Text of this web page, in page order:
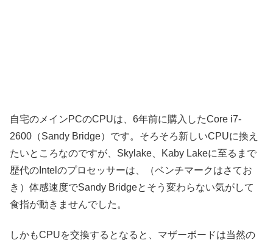
自宅のメインPCのCPUは、6年前に購入したCore i7-
2600（Sandy Bridge）です。そろそろ新しいCPUに換え
たいところなのですが、Skylake、Kaby Lakeに至るまで
歴代のIntelのプロセッサーは、（ベンチマークはさてお
き）体感速度でSandy Bridgeとそう変わらない気がして
食指が動きませんでした。
しかもCPUを交換するとなると、マザーボードは当然の